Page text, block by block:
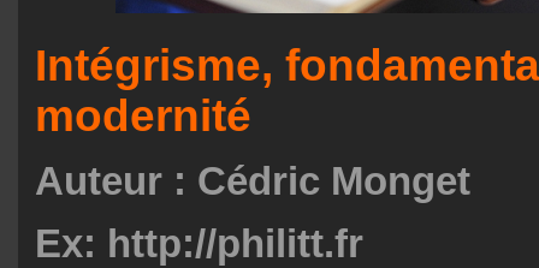
Intégrisme,
modernité
Auteur : Cédric Monget
Ex: http://philitt.fr